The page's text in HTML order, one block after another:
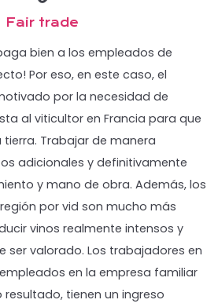
Fair trade
bien a los empleados de
Por eso, en este caso, el
por la necesidad de
al viticultor en Francia para que
Trabajar de manera
adicionales y definitivamente
y mano de obra. Además, los
por vid son mucho más
vinos realmente intensos y
ser valorado. Los trabajadores en
en la empresa familiar
tienen un ingreso